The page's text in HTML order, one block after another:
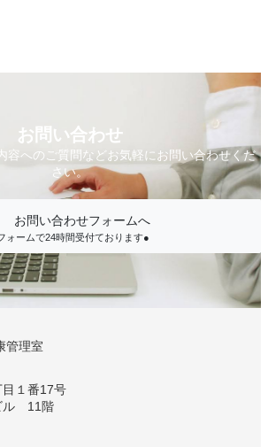
お問い合わせ
容へのご質問などお気軽にお問い合わせくだ
さい。
お問い合わせフォームへ
ォームで24時間受付ております●
管理室
１番17号
ル 11階